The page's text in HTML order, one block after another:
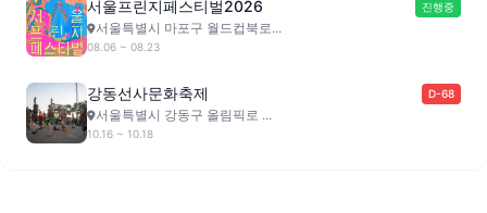
서울프린지페스티벌2026 진행중
서울특별시 마포구 월드컵북로...
08.06 ~ 08.23
강동선사문화축제 D-68
서울특별시 강동구 올림픽로 ...
10.16 ~ 10.18